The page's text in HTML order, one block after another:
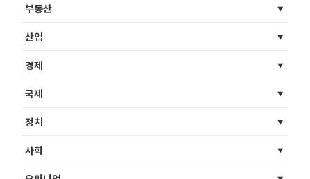
부동산
산업
경제
국제
정치
사회